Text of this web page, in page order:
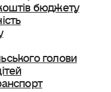
бюджету
голови